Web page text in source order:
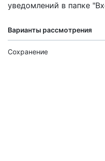
уведомлений в папке
Варианты рассмотрения
Сохранение